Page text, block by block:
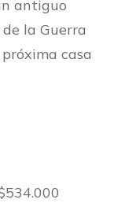
antiguo
la Guerra
casa